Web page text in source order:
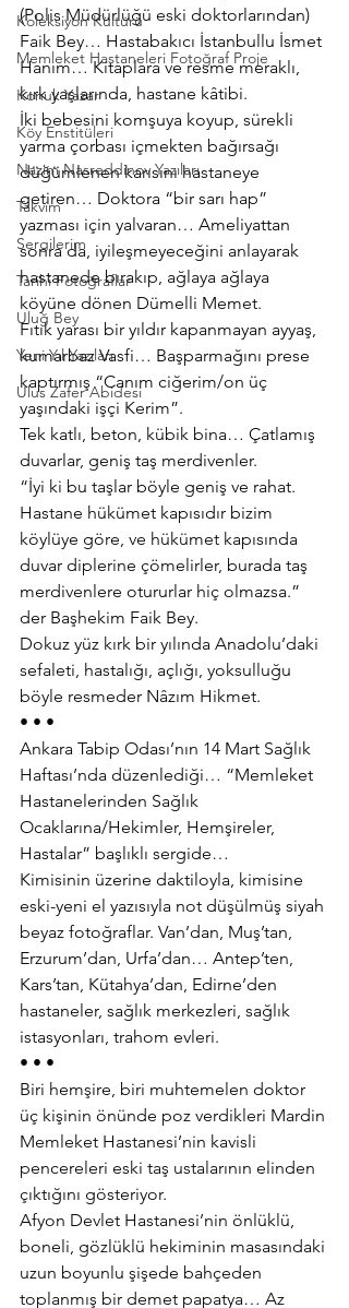
Koleksiyon Kültürü
Memleket Hastaneleri Fotoğraf Proje
Konuk Yazar
Köy Enstitüleri
Nazim Nasreddinov Yazıları
Takvim
Sergilerim
Tarihi Fotoğraflar
Uluğ Bey
Yeni Yıl Yazıları
Ulus Zafer Abidesi
(Polis Müdürlüğü eski doktorlarından)
Faik Bey… Hastabakıcı İstanbullu İsmet
Hanım… Kitaplara ve resme meraklı,
kırk yaşlarında, hastane kâtibi.
İki bebesini komşuya koyup, sürekli
yarma çorbası içmekten bağırsağı
düğümlenen karısını hastaneye
getiren… Doktora “bir sarı hap”
yazması için yalvaran… Ameliyattan
sonra da, iyileşmeyeceğini anlayarak
hastanede bırakıp, ağlaya ağlaya
köyüne dönen Dümelli Memet.
Fıtık yarası bir yıldır kapanmayan ayyaş,
kumarbaz Vasfi… Başparmağını prese
kaptırmış “Canım ciğerim/on üç
yaşındaki işçi Kerim”.
Tek katlı, beton, kübik bina… Çatlamış
duvarlar, geniş taş merdivenler.
“İyi ki bu taşlar böyle geniş ve rahat.
Hastane hükümet kapısıdır bizim
köylüye göre, ve hükümet kapısında
duvar diplerine çömelirler, burada taş
merdivenlere otururlar hiç olmazsa.”
der Başhekim Faik Bey.
Dokuz yüz kırk bir yılında Anadolu’daki
sefaleti, hastalığı, açlığı, yoksulluğu
böyle resmeder Nâzım Hikmet.
• • •
Ankara Tabip Odası’nın 14 Mart Sağlık
Haftası’nda düzenlediği… “Memleket
Hastanelerinden Sağlık
Ocaklarına/Hekimler, Hemşireler,
Hastalar” başlıklı sergide…
Kimisinin üzerine daktiloyla, kimisine
eski-yeni el yazısıyla not düşülmüş siyah
beyaz fotoğraflar. Van’dan, Muş’tan,
Erzurum’dan, Urfa’dan… Antep’ten,
Kars’tan, Kütahya’dan, Edirne’den
hastaneler, sağlık merkezleri, sağlık
istasyonları, trahom evleri.
• • •
Biri hemşire, biri muhtemelen doktor
üç kişinin önünde poz verdikleri Mardin
Memleket Hastanesi’nin kavisli
pencereleri eski taş ustalarının elinden
çıktığını gösteriyor.
Afyon Devlet Hastanesi’nin önlüklü,
boneli, gözlüklü hekiminin masasındaki
uzun boyunlu şişede bahçeden
toplanmış bir demet papatya… Az